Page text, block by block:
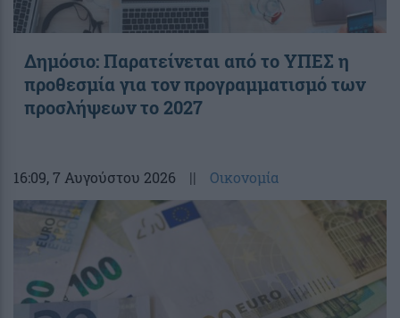
Δημόσιο: Παρατείνεται από το ΥΠΕΣ η
προθεσμία για τον προγραμματισμό των
προσλήψεων το 2027
16:09, 7 Αυγούστου 2026 || Οικονομία